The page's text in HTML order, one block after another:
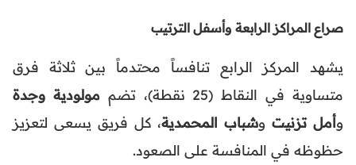
صراع المراكز الرابعة وأسفل الترتيب
يشهد المركز الرابع تنافساً محتدماً بين ثلاثة فرق
متساوية في النقاط (25 نقطة)، تضم
مولودية وجدة
وأمل تزنيت وشباب المحمدية، كل فريق يسعى لتعزيز
حظوظه في المنافسة على الصعود.